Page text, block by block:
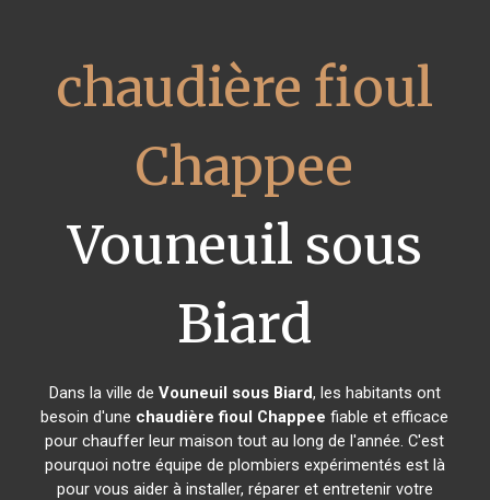
chaudière fioul
Chappee
Vouneuil sous
Biard
Dans la ville de Vouneuil sous Biard, les habitants ont
besoin d'une chaudière fioul Chappee fiable et efficace
pour chauffer leur maison tout au long de l'année. C'est
pourquoi notre équipe de plombiers expérimentés est là
pour vous aider à installer, réparer et entretenir votre